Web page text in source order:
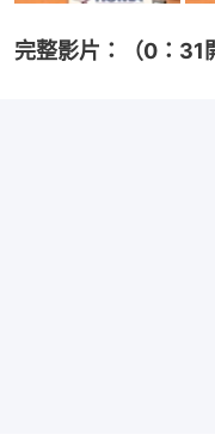
完整影片：（0：31